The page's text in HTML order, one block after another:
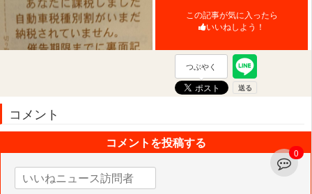
この記事が気に入ったら
いいねしよう！
つぶやく
コメント
0
コメントを投稿する